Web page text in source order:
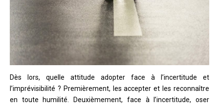
Dès lors, quelle attitude adopter face à l’incertitude et
l’imprévisibilité ? Premièrement, les accepter et les reconnaître
en toute humilité. Deuxièmement, face à l’incertitude, oser